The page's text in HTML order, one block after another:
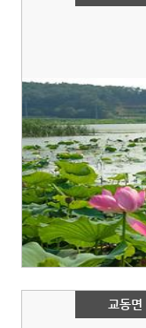
교동면